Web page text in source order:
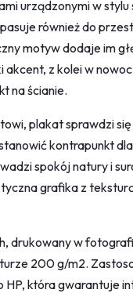
urządzonymi w
również do
motyw dodaje im
akcent, z kolei w
na ścianie.
plakat sprawdzi
kontrapunkt
spokój natury i
grafika z
drukowany w
200 g/m2.
która gwarantuje